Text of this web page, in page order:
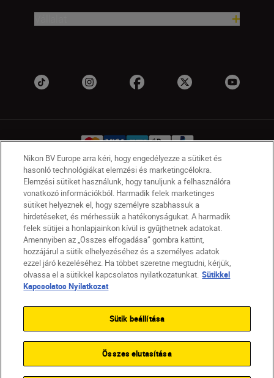
HU Nikon Sites
Lépjen kapcsolatba velünk
Adatvédelmi nyilatkozat
Jogi nyilatkozat
Nikon Store szerződési feltételek
Sütikkel kapcsolatos nyilatkozat
Akadálymentesség
Sütikre vonatkozó beállítások
© 2026 Nikon
SKIP
Nikon BV Europe arra kéri, hogy engedélyezze a sütiket és
hasonló technológiákat elemzési és marketingcélokra.
Elemzési sütiket használunk, hogy tanuljunk a felhasználóra
vonatkozó információkból. Harmadik felek marketinges
sütiket helyeznek el, hogy személyre szabhassuk a
hirdetéseket, és mérhessük a hatékonyságukat. A harmadik
felek sütijei a honlapjainkon kívül is gyűjthetnek adatokat.
Amennyiben az „Összes elfogadása” gombra kattint,
hozzájárul a sütik elhelyezéséhez és a személyes adatok
ezzel járó kezeléséhez. Ha többet szeretne megtudni, kérjük,
olvassa el a sütikkel kapcsolatos nyilatkozatunkat. Sütikkel
Kapcsolatos Nyilatkozat
Sütik beállítása
Összes elutasítása